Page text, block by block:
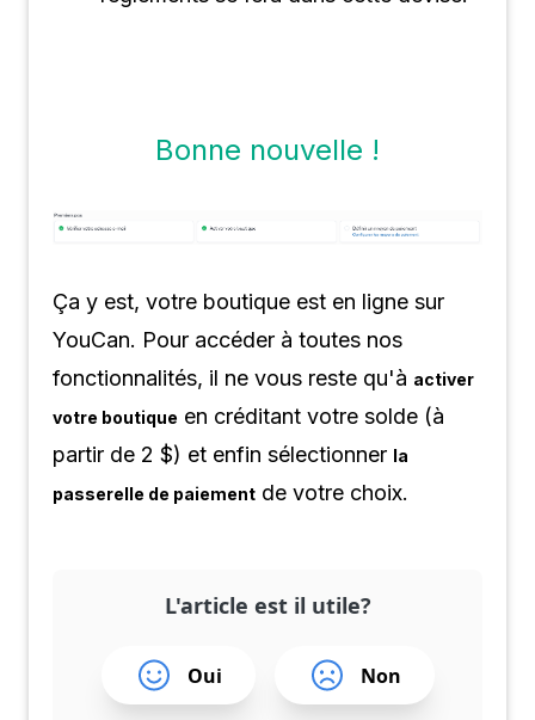
Bonne nouvelle !
Ça y est, votre boutique est en ligne sur
YouCan. Pour accéder à toutes nos
fonctionnalités, il ne vous reste qu'à activer
votre boutique en créditant votre solde (à
partir de 2 $) et enfin sélectionner la
passerelle de paiement de votre choix.
L'article est il utile?
Oui Non